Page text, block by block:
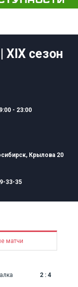
XIX сезон
- 23:00
Крылова 20
33-35
матчи
2 : 4